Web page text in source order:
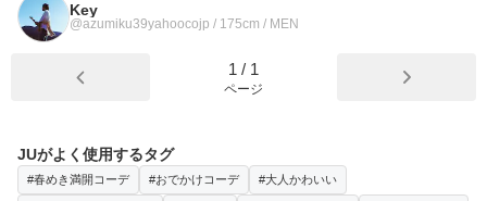
Key
@azumiku39yahoocojp / 175cm / MEN
1 / 1
ページ
JUがよく使用するタグ
#春めき満開コーデ #おでかけコーデ #大人かわいい